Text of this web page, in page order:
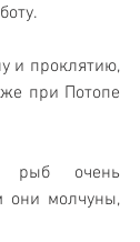
и проклятию,
при Потопе
рыб очень
они молчуны,